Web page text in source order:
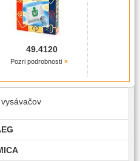
49.4120
Pozri podrobnosti